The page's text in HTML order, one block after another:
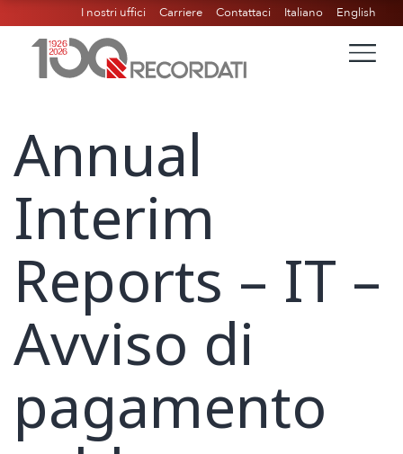
I nostri uffici Carriere Contattaci Italiano English
Annual
Interim
Reports – IT –
Avviso di
pagamento